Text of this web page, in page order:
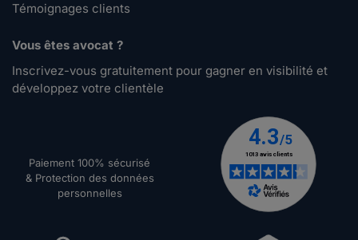
Témoignages clients
Vous êtes avocat ?
Inscrivez-vous gratuitement pour gagner en visibilité et
développez votre clientèle
Paiement 100% sécurisé
& Protection des données
personnelles